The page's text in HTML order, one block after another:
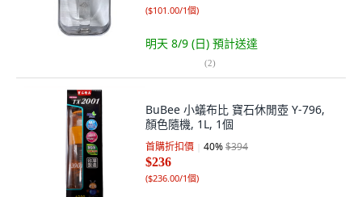
($101.00/1個)
明天 8/9 (日) 預計送達
(2)
BuBee 小蟻布比 寶石休閒壺 Y-796,
顏色隨機, 1L, 1個
首購折扣價 40%$394
$236
($236.00/1個)